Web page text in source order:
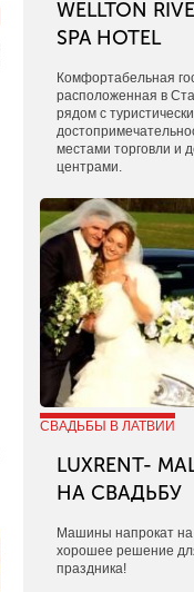
WELLTON
SPA HOTEL
Комфортабельная
расположенная в
рядом с
местами торговли и
центрами.
СВАДЬБЫ В ЛАТВИИ
LUXRENT-
НА СВАДЬБУ
​Машины напрокат на
хорошее решение
праздника!